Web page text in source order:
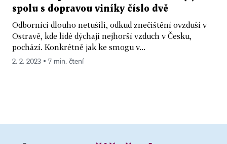
spolu s dopravou viníky číslo dvě
Odborníci dlouho netušili, odkud znečištění ovzduší v
Ostravě, kde lidé dýchají nejhorší vzduch v Česku,
pochází. Konkrétně jak ke smogu v...
2. 2. 2023 ▪ 7 min. čtení